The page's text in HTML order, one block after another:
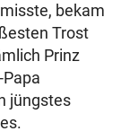
bekam
Trost
Prinz
jüngstes